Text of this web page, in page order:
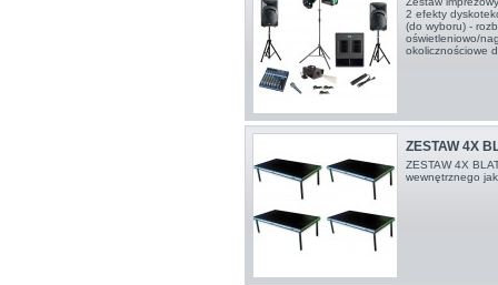
2 efekty
(do wyboru) -
oświetleniowo/
okolicznościowe
ZESTAW 4X
ZESTAW 4X
wewnętrznego